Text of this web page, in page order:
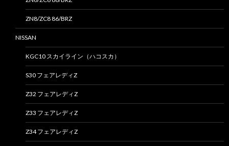
ZN8/ZC8 86/BRZ
NISSAN
KGC10 スカイライン（ハコスカ）
S30 フェアレディZ
Z32 フェアレディZ
Z33 フェアレディZ
Z34 フェアレディZ